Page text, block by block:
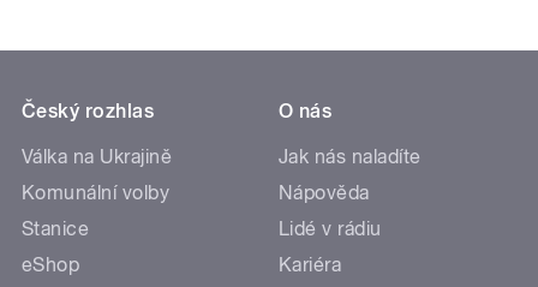
Český rozhlas
Válka na Ukrajině
Komunální volby
Stanice
eShop
O nás
Jak nás naladíte
Nápověda
Lidé v rádiu
Kariéra